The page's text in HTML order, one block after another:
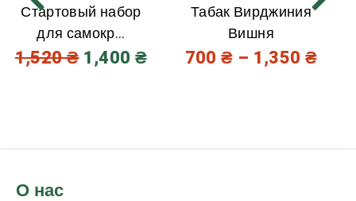
Стартовый набор
для самокр...
1,520₴ 1,400 ₴
Табак Вирджиния
Вишня
700₴ – 1,350 ₴
О нас